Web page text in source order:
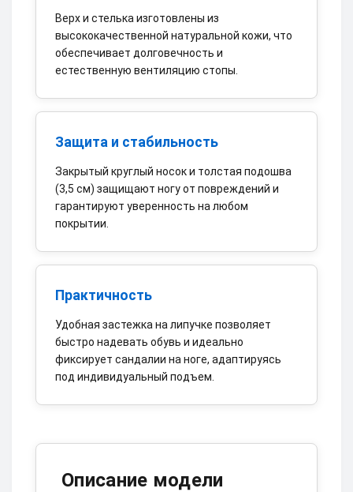
Верх и стелька изготовлены из
высококачественной натуральной кожи, что
обеспечивает долговечность и
естественную вентиляцию стопы.
Защита и стабильность
Закрытый круглый носок и толстая подошва
(3,5 см) защищают ногу от повреждений и
гарантируют уверенность на любом
покрытии.
Практичность
Удобная застежка на липучке позволяет
быстро надевать обувь и идеально
фиксирует сандалии на ноге, адаптируясь
под индивидуальный подъем.
Описание модели